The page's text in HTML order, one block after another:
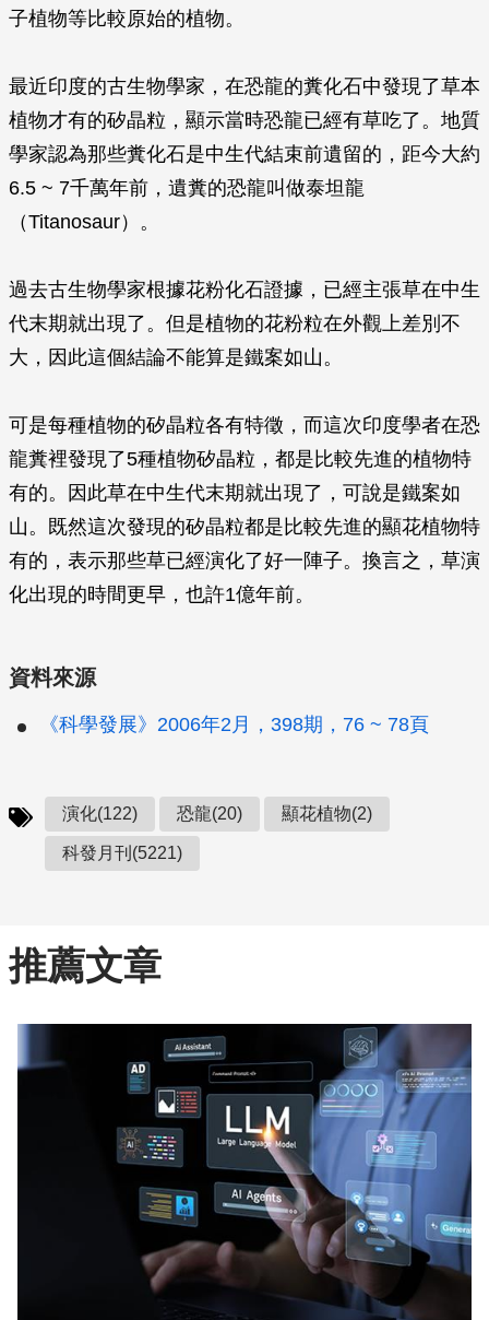
子植物等比較原始的植物。
最近印度的古生物學家，在恐龍的糞化石中發現了草本
植物才有的矽晶粒，顯示當時恐龍已經有草吃了。地質
學家認為那些糞化石是中生代結束前遺留的，距今大約
6.5 ~ 7千萬年前，遺糞的恐龍叫做泰坦龍
（Titanosaur）。
過去古生物學家根據花粉化石證據，已經主張草在中生
代末期就出現了。但是植物的花粉粒在外觀上差別不
大，因此這個結論不能算是鐵案如山。
可是每種植物的矽晶粒各有特徵，而這次印度學者在恐
龍糞裡發現了5種植物矽晶粒，都是比較先進的植物特
有的。因此草在中生代末期就出現了，可說是鐵案如
山。既然這次發現的矽晶粒都是比較先進的顯花植物特
有的，表示那些草已經演化了好一陣子。換言之，草演
化出現的時間更早，也許1億年前。
資料來源
《科學發展》2006年2月，398期，76 ~ 78頁
演化(122) 恐龍(20) 顯花植物(2)
科發月刊(5221)
推薦文章